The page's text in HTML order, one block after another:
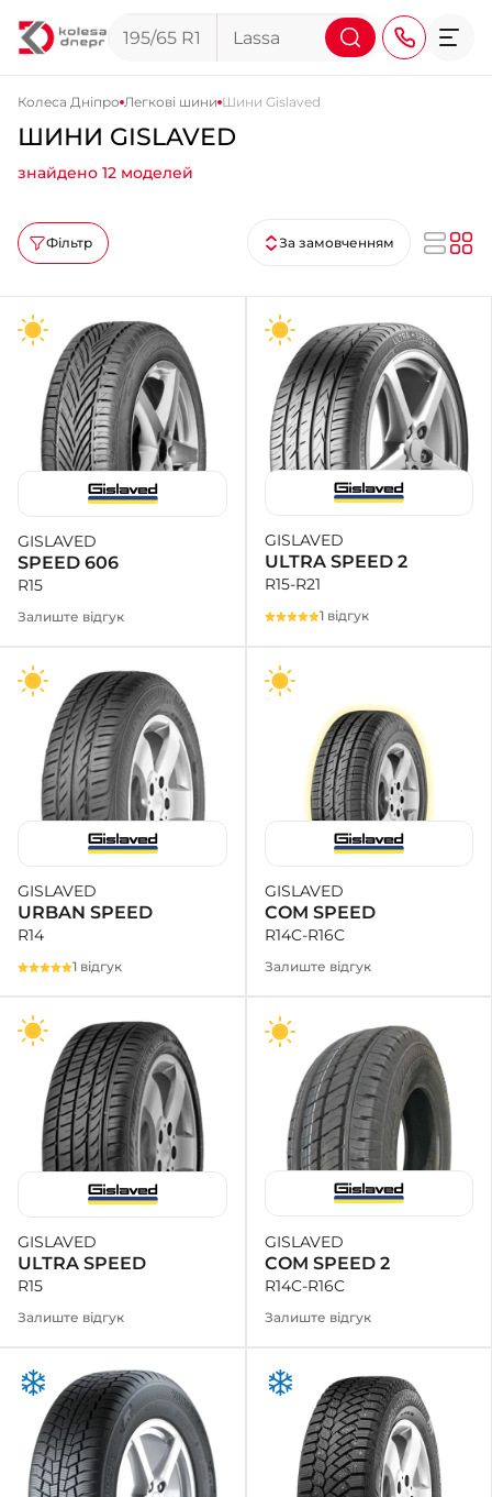
+38 (095) 276-44-44
+38 (067) 911-14-14
- на Щепкіна
+38 (098) 911-911-0
- на Тополі
+38 (098) 911-911-4
- на Калиновій
+38 (077) 7-184-184
- Донецьке шосе
+38 (050)-911-911-2
- Щепкіна
+38 (099)-643-33-77
- Тополь
Колеса Дніпро Легкові шини Шини Gislaved
ШИНИ GISLAVED
знайдено 12 моделей
Фільтр За замовченням
GISLAVED
SPEED 606
R15
Залиште відгук
GISLAVED
ULTRA SPEED 2
R15-R21
1 відгук
GISLAVED
URBAN SPEED
R14
1 відгук
GISLAVED
COM SPEED
R14C-R16C
Залиште відгук
GISLAVED
ULTRA SPEED
R15
Залиште відгук
GISLAVED
COM SPEED 2
R14C-R16C
Залиште відгук